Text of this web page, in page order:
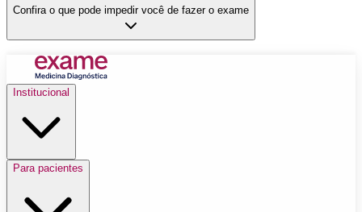
Confira o que pode impedir você de fazer o exame
Institucional
Para pacientes